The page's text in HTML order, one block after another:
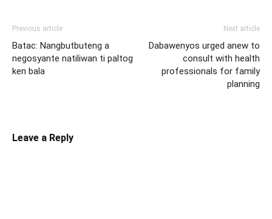
Previous article
Batac: Nangbutbuteng a
negosyante natiliwan ti paltog
ken bala
Next article
Dabawenyos urged anew to
consult with health
professionals for family
planning
Leave a Reply